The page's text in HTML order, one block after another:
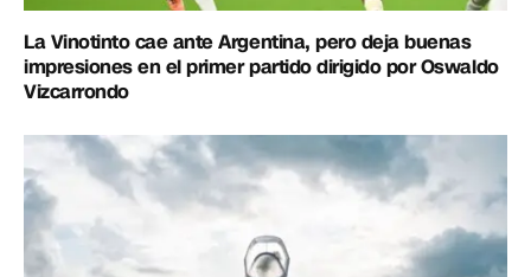
La Vinotinto cae ante Argentina, pero deja buenas
impresiones en el primer partido dirigido por Oswaldo
Vizcarrondo